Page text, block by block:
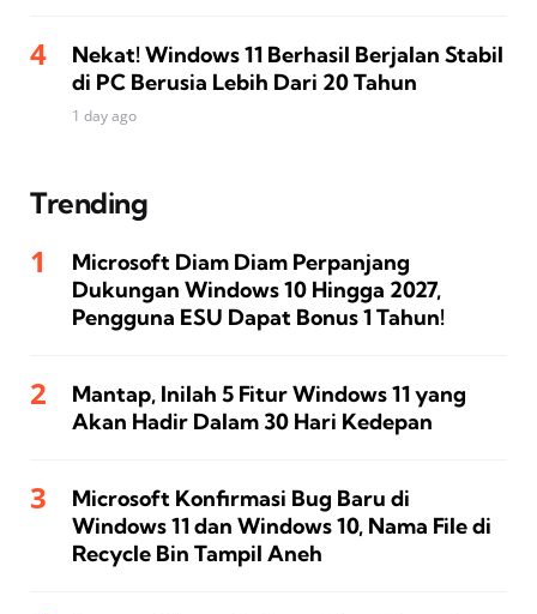
Nekat! Windows 11 Berhasil Berjalan Stabil
di PC Berusia Lebih Dari 20 Tahun
1 day ago
Trending
Microsoft Diam Diam Perpanjang
Dukungan Windows 10 Hingga 2027,
Pengguna ESU Dapat Bonus 1 Tahun!
Mantap, Inilah 5 Fitur Windows 11 yang
Akan Hadir Dalam 30 Hari Kedepan
Microsoft Konfirmasi Bug Baru di
Windows 11 dan Windows 10, Nama File di
Recycle Bin Tampil Aneh